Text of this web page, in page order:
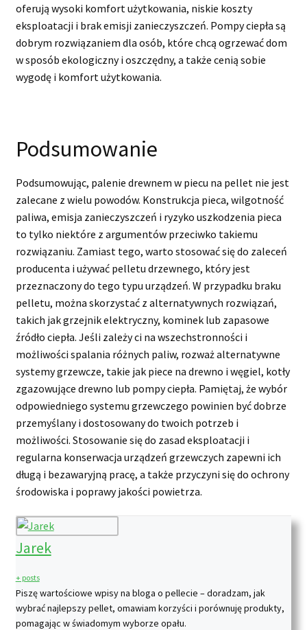
oferują wysoki komfort użytkowania, niskie koszty
eksploatacji i brak emisji zanieczyszczeń. Pompy ciepła są
dobrym rozwiązaniem dla osób, które chcą ogrzewać dom
w sposób ekologiczny i oszczędny, a także cenią sobie
wygodę i komfort użytkowania.
Podsumowanie
Podsumowując, palenie drewnem w piecu na pellet nie jest
zalecane z wielu powodów. Konstrukcja pieca, wilgotność
paliwa, emisja zanieczyszczeń i ryzyko uszkodzenia pieca
to tylko niektóre z argumentów przeciwko takiemu
rozwiązaniu. Zamiast tego, warto stosować się do zaleceń
producenta i używać pelletu drzewnego, który jest
przeznaczony do tego typu urządzeń. W przypadku braku
pelletu, można skorzystać z alternatywnych rozwiązań,
takich jak grzejnik elektryczny, kominek lub zapasowe
źródło ciepła. Jeśli zależy ci na wszechstronności i
możliwości spalania różnych paliw, rozważ alternatywne
systemy grzewcze, takie jak piece na drewno i węgiel, kotły
zgazowujące drewno lub pompy ciepła. Pamiętaj, że wybór
odpowiedniego systemu grzewczego powinien być dobrze
przemyślany i dostosowany do twoich potrzeb i
możliwości. Stosowanie się do zasad eksploatacji i
regularna konserwacja urządzeń grzewczych zapewni ich
długą i bezawaryjną pracę, a także przyczyni się do ochrony
środowiska i poprawy jakości powietrza.
Jarek
+ posts
Piszę wartościowe wpisy na bloga o pellecie – doradzam, jak
wybrać najlepszy pellet, omawiam korzyści i porównuję produkty,
pomagając w świadomym wyborze opału.